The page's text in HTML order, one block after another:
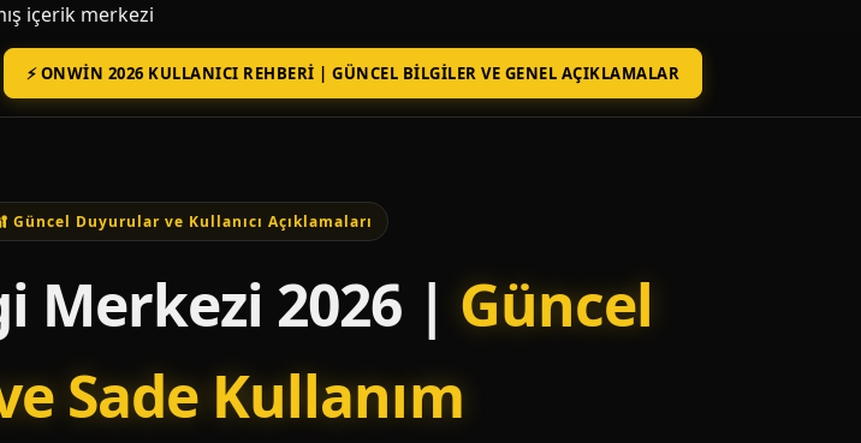
içerik merkezi
⚡ ONWIN 2026 KULLANICI REHBERI | GÜNCEL BILGILER VE GENEL AÇIKLAMALAR
Duyurular ve Kullanıcı Açıklamaları
Merkezi 2026 | Güncel
Sade Kullanım